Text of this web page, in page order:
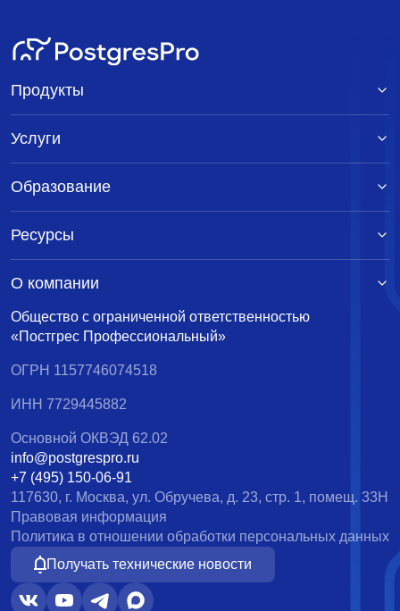
Общество с ограниченной ответственностью
«Постгрес Профессиональный»
ОГРН 1157746074518
ИНН 7729445882
Основной ОКВЭД 62.02
info@postgrespro.ru
+7 (495) 150-06-91
117630, г. Москва, ул. Обручева, д. 23, стр. 1, помещ. 33Н
Правовая информация
Политика в отношении обработки персональных данных
Получать технические новости
Продукты
Услуги
Образование
Ресурсы
О компании